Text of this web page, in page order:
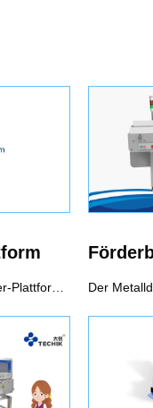
Funktionen der Farbsortierer-Plattform1 Automatisches LernenAutomatische Modellierung, Anpassung an die optimale Klassifizierungsmethode, einfache Bedienung, Bereitstellung der besten und wirtschaftlichsten Sortierlösung für Kunden2 Automatische KorrekturDurch die dynamische Bildkalibrierung in Echtzeit kann die Stabilität und Entstörungsleistung des Geräts erheblich verbessert werden3 ParametereinstellungDer Farbsortierer kann Materialien gemäß der Sortierregel automatisch berechnen, intelligent identifizieren und sortieren. Benutzer können Farbe, Form, Größe und Defektbereich von Materialien frei auswählen und definieren und das optimale Sortierschema durch intelligente automatische Steuerungstechnologie automatisch beurteilen und genau anpassen.4 Intelligente Cloud-SteuerungBenutzer können die Probleme der Lichtquelle und der elektrischen und mechanischen Kalibrierung, der Online-Erkennung des Produktbetriebs, der Datenerfassung, der Online-Anleitung usw. fernsteuern, bedienen und warten, Software-Upgrades durchführen, diagnostizieren und lösen maximalen Umfang.5 Sortierung nach Form und GrößeDurch einen mehrdimensionalen Koordinatenalgorithmus kann der Farbsortierer die subtilen Formunterschiede von Materialien intelligent identifizieren, um Materialien verschiedener Formkategorien wie Größe, Länge, Präzision, quadratisch, einfach und doppelt zu klassifizieren.